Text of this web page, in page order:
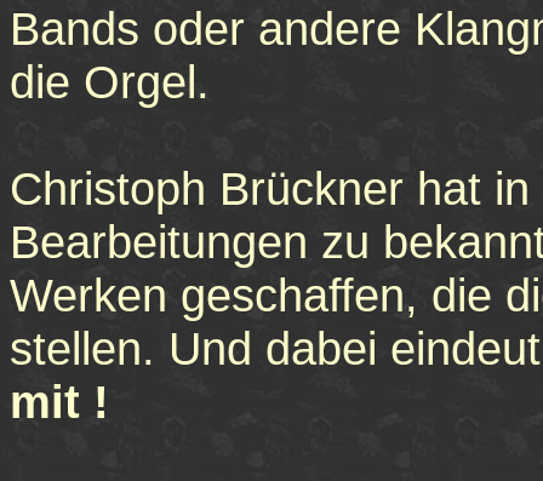
Bands oder andere
die Orgel.
Christoph Brückner hat
Bearbeitungen zu
Werken geschaffen, die
stellen. Und dabei
mit !